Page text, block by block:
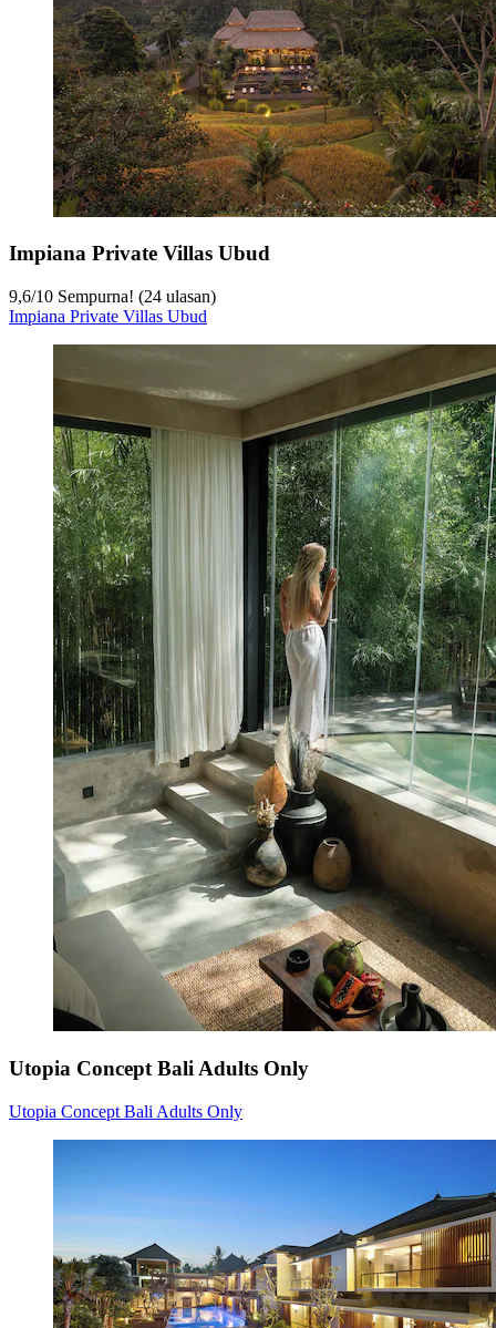
Impiana Private Villas Ubud
9,6/10 Sempurna! (24 ulasan)
Impiana Private Villas Ubud
Utopia Concept Bali Adults Only
Utopia Concept Bali Adults Only